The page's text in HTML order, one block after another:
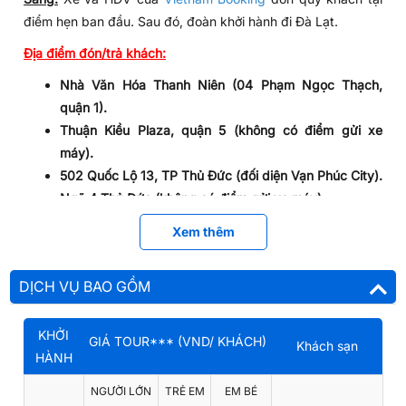
điểm hẹn ban đầu. Sau đó, đoàn khởi hành đi Đà Lạt.
Địa điểm đón/trả khách:
Nhà Văn Hóa Thanh Niên (04 Phạm Ngọc Thạch,
quận 1).
Thuận Kiều Plaza, quận 5 (không có điểm gửi xe
máy).
502 Quốc Lộ 13, TP Thủ Đức (đối diện Vạn Phúc City).
Ngã 4 Thủ Đức (không có điểm gửi xe máy).
Ngã 4 Amata Biên Hòa.
Quý khách dừng chân tại nhà hàng địa phương để dùng
điểm tâm sáng. Sau đó, đoàn tiếp tục hành trình trình khám
phá Đà Lạt. Xe đưa quý khách đi dọc theo quốc lộ 20. Trên
đường đi, HDV sẽ giới thiệu về những thắng cảnh nổi tiếng
như:Cầu La Ngà, Đá Ba Chồng….
Trưa:Đoàn dùng bữa trưa tại nhà hàng địa phương.
Xem thêm
DỊCH VỤ BAO GỒM
KHỞI
HÀNH
GIÁ TOUR*** (VND/ KHÁCH) Khách sạn
NGƯỜI LỚN TRẺ EM EM BÉ